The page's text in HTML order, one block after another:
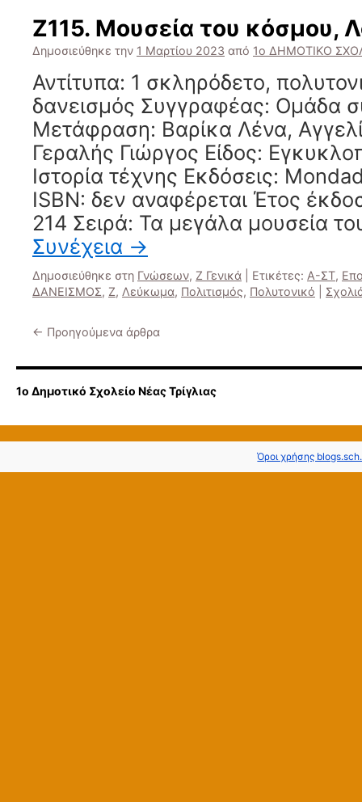
Ζ115. Μουσεία του κόσμου,
Δημοσιεύθηκε την 1 Μαρτίου 2023 από 1ο ΔΗΜΟΤΙΚΟ
Αντίτυπα: 1 σκληρόδετο,
δανεισμός Συγγραφέας: Ομάδα
Μετάφραση: Βαρίκα Λένα,
Γεραλής Γιώργος Είδος:
Ιστορία τέχνης Εκδόσεις:
ISBN: δεν αναφέρεται Έτος
214 Σειρά: Τα μεγάλα μουσεία
Συνέχεια →
Δημοσιεύθηκε στη Γνώσεων, Ζ Γενικά Ετικέτες: Α-ΣΤ,
ΔΑΝΕΙΣΜΟΣ, Ζ, Λεύκωμα, Πολιτισμός, Πολυτονικό
← Προηγούμενα άρθρα
1ο Δημοτικό Σχολείο Νέας Τρίγλιας
Όροι χρήσης